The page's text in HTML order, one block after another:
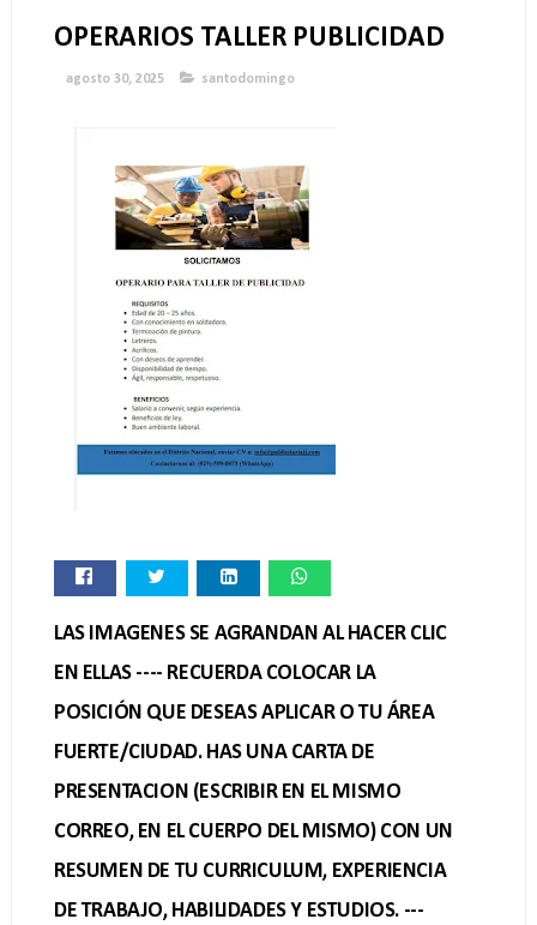
OPERARIOS TALLER PUBLICIDAD
agosto 30, 2025 santodomingo
LAS IMAGENES SE AGRANDAN AL HACER CLIC
EN ELLAS ---- RECUERDA COLOCAR LA
POSICIÓN QUE DESEAS APLICAR O TU ÁREA
FUERTE/CIUDAD. HAS UNA CARTA DE
PRESENTACION (ESCRIBIR EN EL MISMO
CORREO, EN EL CUERPO DEL MISMO) CON UN
RESUMEN DE TU CURRICULUM, EXPERIENCIA
DE TRABAJO, HABILIDADES Y ESTUDIOS. ---